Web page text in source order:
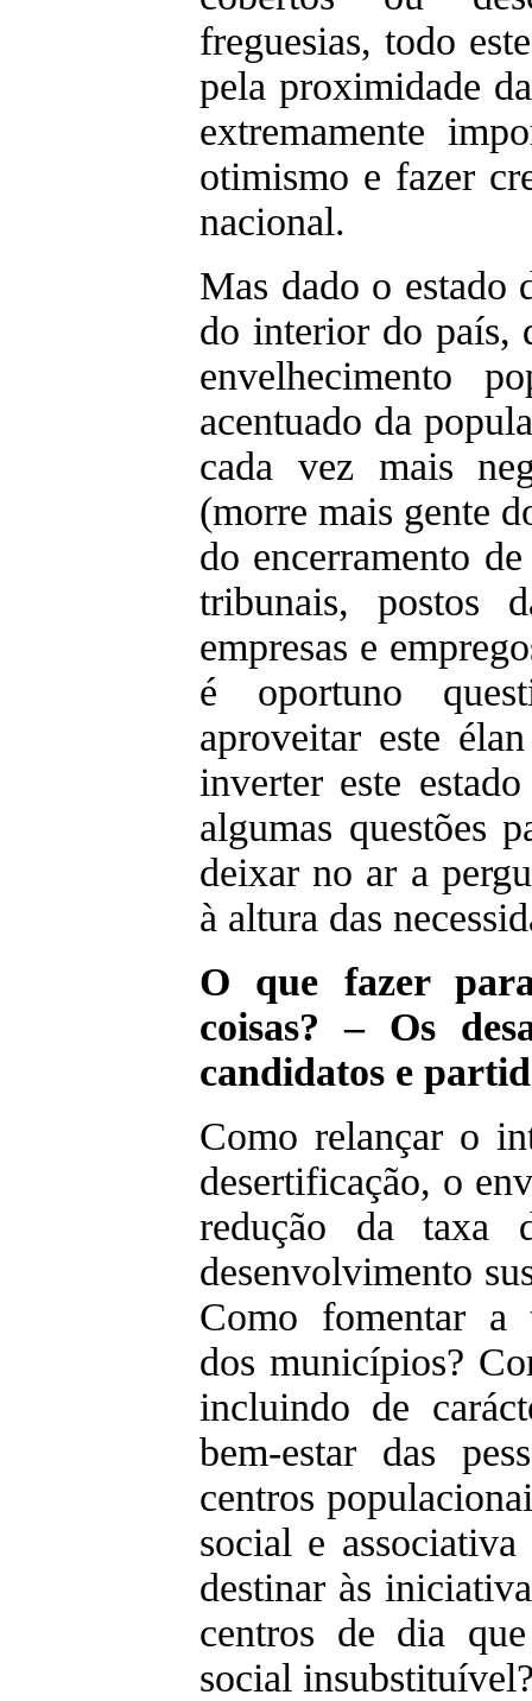
freguesias, todo
pela proximidade
extremamente
otimismo e fazer
nacional.
Mas dado o estado
do interior do país,
envelhecimento
acentuado da
cada vez mais
(morre mais gente
do encerramento
tribunais, postos
empresas e
é oportuno
aproveitar este
inverter este
algumas questões
deixar no ar a
à altura das
O que fazer
coisas? – Os
candidatos e
Como relançar o
desertificação, o
redução da taxa
desenvolvimento
Como fomentar a
dos municípios?
incluindo de
bem-estar das
centros
social e
destinar às
centros de dia
social